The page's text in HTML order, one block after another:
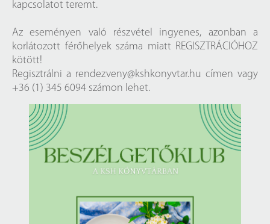
kapcsolatot teremt.
Az eseményen való részvétel ingyenes, azonban a
korlátozott férőhelyek száma miatt REGISZTRÁCIÓHOZ
kötött!
Regisztrálni a rendezveny@kshkonyvtar.hu címen vagy
+36 (1) 345 6094 számon lehet.